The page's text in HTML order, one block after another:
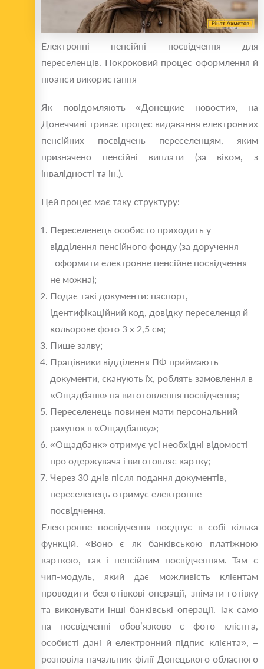
Електронні пенсійні посвідчення для
переселенців. Покроковий процес оформлення й
нюанси використання
Як повідомляють «Донецкие новости», на
Донеччині триває процес видавання електронних
пенсійних посвідчень переселенцям, яким
призначено пенсійні виплати (за віком, з
інвалідності та ін.).
Цей процес має таку структуру:
Переселенець особисто приходить у
відділення пенсійного фонду (за доручення
оформити електронне пенсійне посвідчення
не можна);
Подає такі документи: паспорт,
ідентифікаційний код, довідку переселенця й
кольорове фото 3 х 2,5 см;
Пише заяву;
Працівники відділення ПФ приймають
документи, сканують їх, роблять замовлення в
«Ощадбанк» на виготовлення посвідчення;
Переселенець повинен мати персональний
рахунок в «Ощадбанку»;
«Ощадбанк» отримує усі необхідні відомості
про одержувача і виготовляє картку;
Через 30 днів після подання документів,
переселенець отримує електронне
посвідчення.
Електронне посвідчення поєднує в собі кілька
функцій. «Воно є як банківською платіжною
карткою, так і пенсійним посвідченням. Там є
чип-модуль, який дає можливість клієнтам
проводити безготівкові операції, знімати готівку
та виконувати інші банківські операції. Так само
на посвідченні обов’язково є фото клієнта,
особисті дані й електронний підпис клієнта», –
розповіла начальник філії Донецького обласного